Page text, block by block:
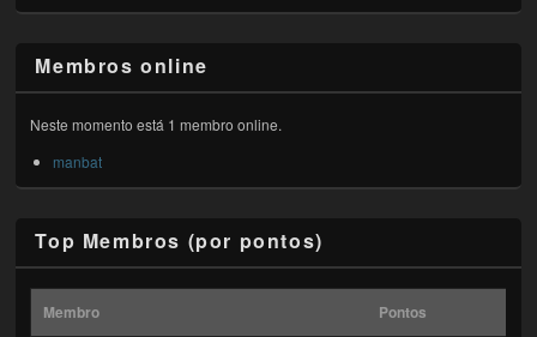
Membros online
Neste momento está 1 membro online.
manbat
Top Membros (por pontos)
Membro Pontos